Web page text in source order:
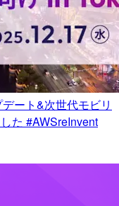
ート&次世代モビリ
た #AWSreInvent